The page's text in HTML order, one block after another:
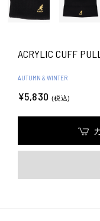
ACRYLIC CUFF
AUTUMN & WINTER
¥5,830 (税込)